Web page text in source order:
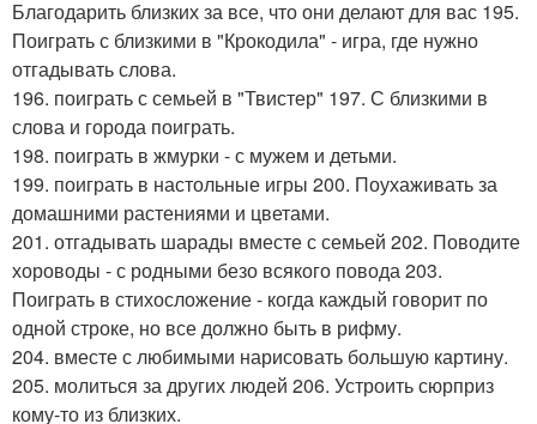
Благодарить близких за все, что они делают для вас 195.
Поиграть с близкими в "Крокодила" - игра, где нужно
отгадывать слова.
196. поиграть с семьей в "Твистер" 197. С близкими в
слова и города поиграть.
198. поиграть в жмурки - с мужем и детьми.
199. поиграть в настольные игры 200. Поухаживать за
домашними растениями и цветами.
201. отгадывать шарады вместе с семьей 202. Поводите
хороводы - с родными безо всякого повода 203.
Поиграть в стихосложение - когда каждый говорит по
одной строке, но все должно быть в рифму.
204. вместе с любимыми нарисовать большую картину.
205. молиться за других людей 206. Устроить сюрприз
кому-то из близких.